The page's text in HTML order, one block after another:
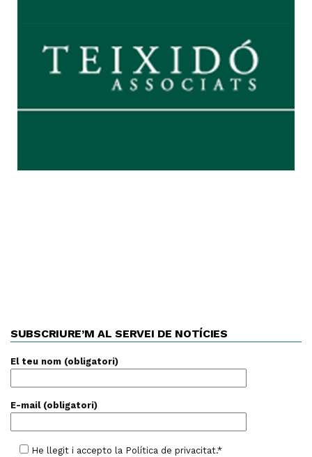
SUBSCRIURE’M AL SERVEI DE NOTÍCIES
El teu nom (obligatori)
E-mail (obligatori)
He llegit i accepto la Política de privacitat.*